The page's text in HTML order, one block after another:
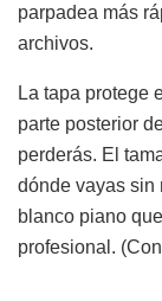
parpadea más
archivos.
La tapa protege
parte posterior
perderás. El
dónde vayas sin
blanco piano
profesional.